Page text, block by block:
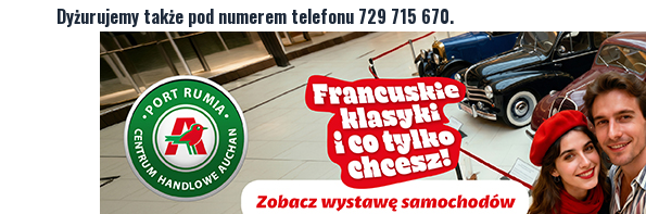
Dyżurujemy także pod numerem telefonu 729 715 670.